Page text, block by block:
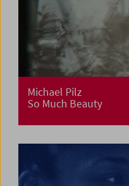
Michael Pilz
So Much Beauty